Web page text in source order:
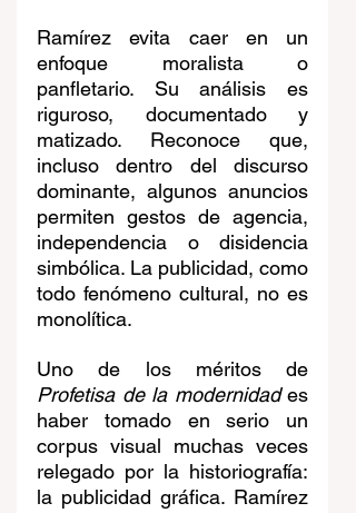
Ramírez evita caer en un
enfoque moralista o
panfletario. Su análisis es
riguroso, documentado y
matizado. Reconoce que,
incluso dentro del discurso
dominante, algunos anuncios
permiten gestos de agencia,
independencia o disidencia
simbólica. La publicidad, como
todo fenómeno cultural, no es
monolítica.
Profetisa de la modernidad es
haber tomado en serio un
corpus visual muchas veces
relegado por la historiografía:
la publicidad gráfica. Ramírez